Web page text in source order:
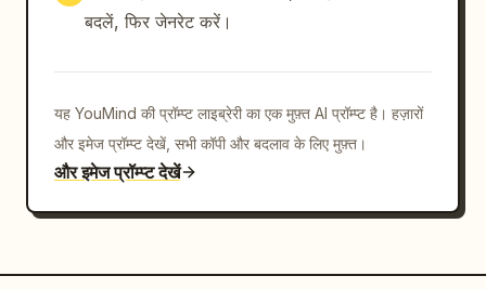
बदलें, फिर जेनरेट करें।
यह YouMind की प्रॉम्प्ट लाइब्रेरी का एक मुफ़्त AI प्रॉम्प्ट है। हज़ारों
और इमेज प्रॉम्प्ट देखें, सभी कॉपी और बदलाव के लिए मुफ़्त।
और इमेज प्रॉम्प्ट देखें